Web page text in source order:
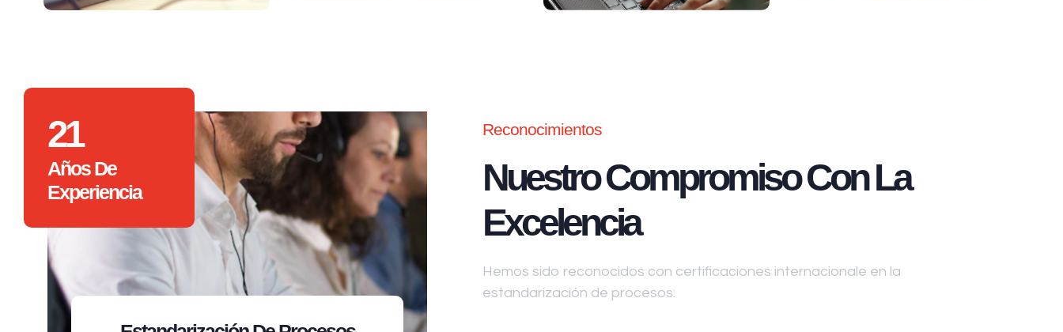
21
Años De
Experiencia
Reconocimientos
Nuestro Compromiso Con La
Excelencia
Hemos sido reconocidos con certificaciones internacionale en la
estandarización de procesos: